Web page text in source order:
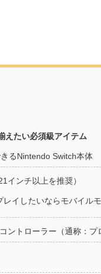
えたい必須級アイテム
るNintendo Switch本体
インチ以上を推奨）
レイしたいならモバイル
ントローラー（通称：プ